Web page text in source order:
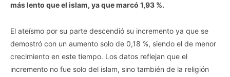
más lento que el islam, ya que marcó 1,93 %.
El ateísmo por su parte descendió su incremento ya que se
demostró con un aumento solo de 0,18 %, siendo el de menor
crecimiento en este tiempo. Los datos reflejan que el
incremento no fue solo del islam, sino también de la religión